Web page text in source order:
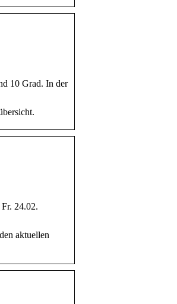
10 Grad. In der
24.02.
aktuellen